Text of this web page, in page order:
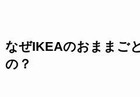
なぜIKEAのおままご
の？